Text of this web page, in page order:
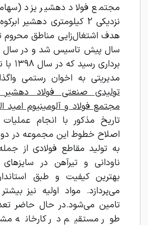
مجتمع فولاد دهشیر یزد
نزدیکی 2 کیلومتری دهشیر
مدیریتی به اخوان رستمی
تولیدی صنعتی فولاد
مجتمع فولاد و آلومینیوم امید
تاریخ مذکور با انجام
اصلاح خطوط این مجموعه در دو
به تولید مقاطع فولادی از
ناودانی و تیرآهن در
بهترین کیفیت و طبق
می‌پردازد. مواد اولیه نیز
طور مستقیم در کارخانه